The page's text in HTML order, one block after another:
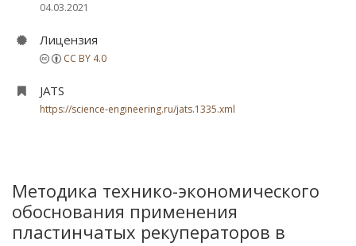
04.03.2021
Лицензия
CC BY 4.0
JATS
https://science-engineering.ru/jats.1335.xml
Методика технико-экономического
обоснования применения
пластинчатых рекуператоров в